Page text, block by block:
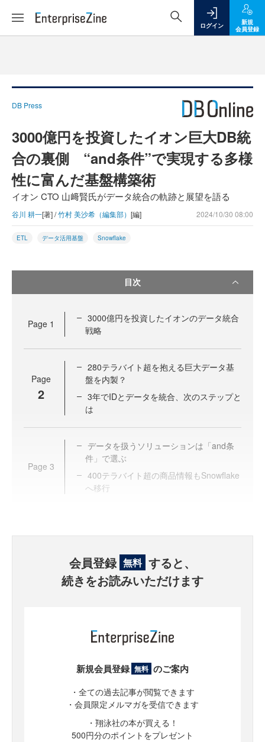
ログイン
新規
会員登録
DB Press
3000億円を投資したイオン巨大DB統
合の裏側 “and条件”で実現する多様
性に富んだ基盤構築術
イオン CTO 山﨑賢氏がデータ統合の軌跡と展望を語る
谷川 耕一[著] /竹村 美沙希（編集部） [編] 2024/10/30 08:00
ETL データ活用基盤 Snowflake
目次
Page 1
3000億円を投資したイオンのデータ統合
戦略
Page
2
280テラバイト超を抱える巨大データ基
盤を内製？
3年でIDとデータを統合、次のステップと
は
Page 3
データを扱うソリューションは「and条
件」で選ぶ
400テラバイト超の商品情報もSnowflake
へ移行
会員登録 無料 すると、
続きをお読みいただけます
新規会員登録 無料 のご案内
・全ての過去記事が閲覧できます
・会員限定メルマガを受信できます
・翔泳社の本が買える！
500円分のポイントをプレゼント